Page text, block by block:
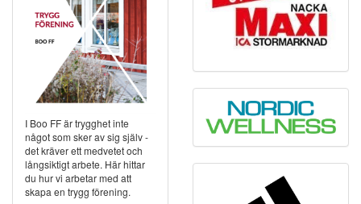
I Boo FF är trygghet inte
något som sker av sig själv -
det kräver ett medvetet och
långsiktigt arbete. Här hittar
du hur vi arbetar med att
skapa en trygg förening.